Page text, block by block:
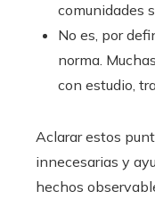
comunidades
No es, por
norma.
con estudio,
Aclarar estos
innecesarias y
hechos